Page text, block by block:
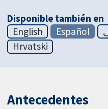
Disponible también en
English
Español
Hrvatski
Antecedentes